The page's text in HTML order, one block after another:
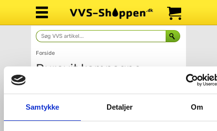
Samtykke Detaljer Om
Forside
Duravit kampagne